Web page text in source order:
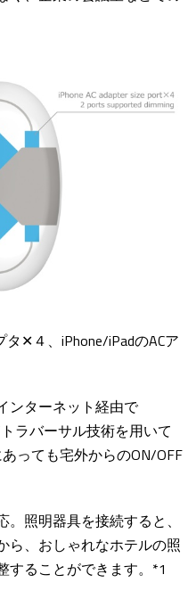
タ✕４、iPhone/iPadのACア
ンターネット経由で
ラバーサル技術を用いて
っても宅外からのON/OFF
照明器具を接続すると、
ら、おしゃれなホテルの照
することができます。*1